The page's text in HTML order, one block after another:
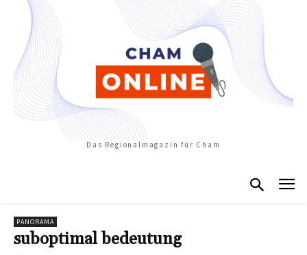
Das Regionalmagazin für Cham
PANORAMA
suboptimal bedeutung